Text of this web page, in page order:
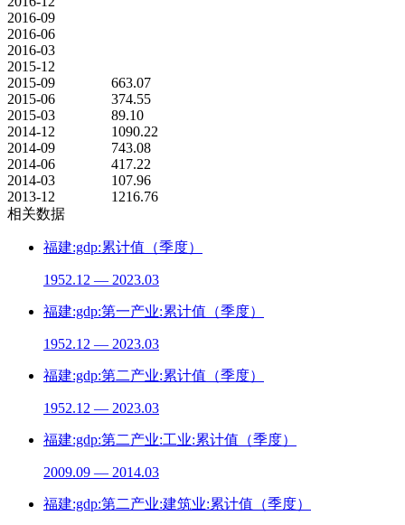
2016-09
2016-06
2016-03
2015-12
2015-09
663.07
2015-06
374.55
2015-03
89.10
2014-12
1090.22
2014-09
743.08
2014-06
417.22
2014-03
107.96
2013-12
1216.76
相关数据
福建:gdp:累计值（季度）
1952.12 — 2023.03
福建:gdp:第一产业:累计值（季度）
1952.12 — 2023.03
福建:gdp:第二产业:累计值（季度）
1952.12 — 2023.03
福建:gdp:第二产业:工业:累计值（季度）
2009.09 — 2014.03
福建:gdp:第二产业:建筑业:累计值（季度）